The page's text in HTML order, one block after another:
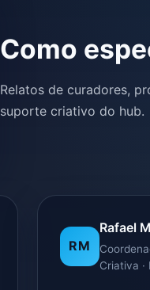
Como
Relatos de curadores,
suporte criativo do hub.
RM
Rafael
Criativa ·